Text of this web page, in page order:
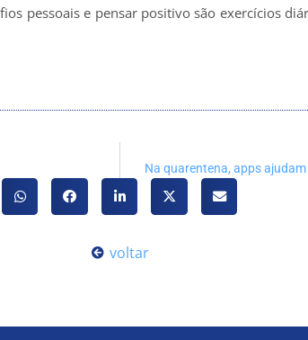
pessoais e pensar positivo são exercícios
Na quarentena, apps
voltar